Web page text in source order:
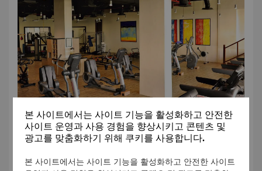
웨이트 운동, 필라테스, 퍼스널 트레이닝을 위한 전용 공간이 마
본 사이트에서는 사이트 기능을 활성화하고 안전한
사이트 운영과 사용 경험을 향상시키고 콘텐츠 및
광고를 맞춤화하기 위해 쿠키를 사용합니다.
본 사이트에서는 사이트 기능을 활성화하고 안전한 사이트